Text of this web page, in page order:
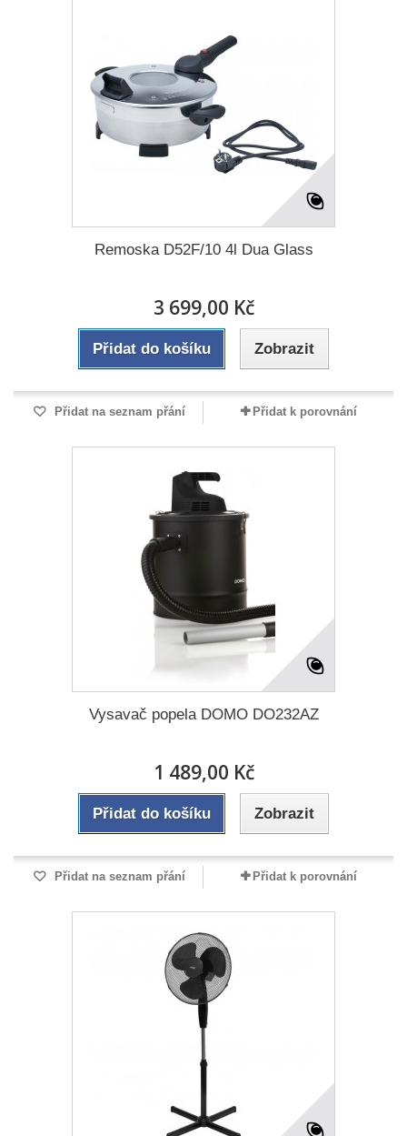
Remoska D52F/10 4l Dua Glass
3 699,00 Kč
Přidat do košíku Zobrazit
Přidat na seznam přání Přidat k porovnání
Vysavač popela DOMO DO232AZ
1 489,00 Kč
Přidat do košíku Zobrazit
Přidat na seznam přání Přidat k porovnání